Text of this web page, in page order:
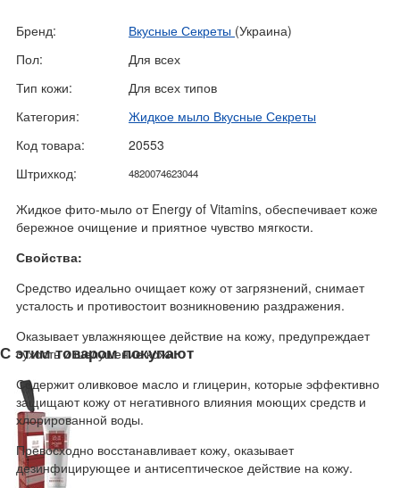
Бренд: Вкусные Секреты (Украина)
Пол:
Для всех
Тип кожи:
Для всех типов
Категория:
Жидкое мыло Вкусные Секреты
Код товара:
20553
Штрихкод:
4820074623044
Жидкое фито-мыло от Energy of Vitamins, обеспечивает коже
бережное очищение и приятное чувство мягкости.
Свойства:
Средство идеально очищает кожу от загрязнений, снимает
усталость и противостоит возникновению раздражения.
Оказывает увлажняющее действие на кожу, предупреждает
сухость и шелушение кожи.
Содержит оливковое масло и глицерин, которые эффективно
защищают кожу от негативного влияния моющих средств и
хлорированной воды.
Превосходно восстанавливает кожу, оказывает
дезинфицирующее и антисептическое действие на кожу.
С этим товаром покупают